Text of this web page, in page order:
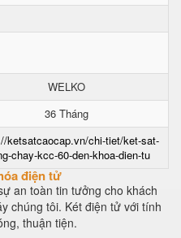
WELKO
36 Tháng
ketsatcaocap.vn/chi-tiet/ket-sat-
chay-kcc-60-den-khoa-dien-tu
điện tử
an toàn tin tưởng cho khách
chúng tôi. Két điện tử với tính
thuận tiện.